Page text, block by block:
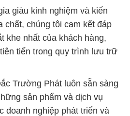
giàu kinh nghiệm và kiến
chất, chúng tôi cam kết đáp
khe nhất của khách hàng,
tiến trong quy trình lưu trữ
Trường Phát luôn sẵn sàng
sản phẩm và dịch vụ
doanh nghiệp phát triển và